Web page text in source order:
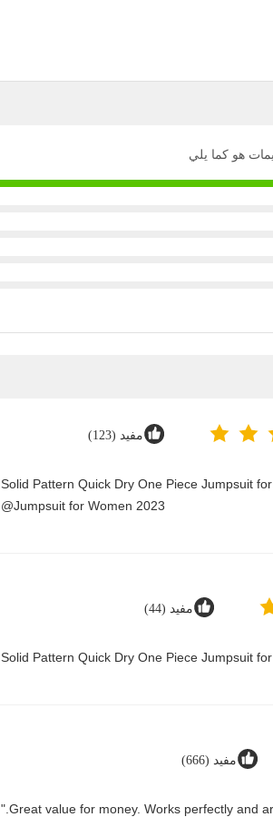
هو كما يلي
مفيد (123)
Solid Pattern Quick Dry One Piece Jumpsuit
Jumpsuit for Women 2023@
مفيد (44)
Solid Pattern Quick Dry One Piece Jumpsuit
مفيد (666)